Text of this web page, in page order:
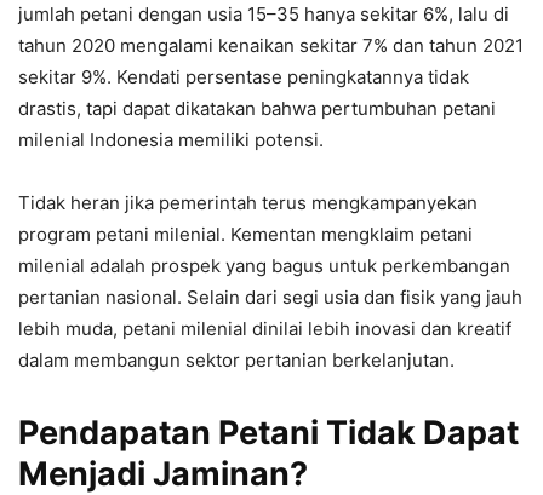
jumlah petani dengan usia 15–35 hanya sekitar 6%, lalu di
tahun 2020 mengalami kenaikan sekitar 7% dan tahun 2021
sekitar 9%. Kendati persentase peningkatannya tidak
drastis, tapi dapat dikatakan bahwa pertumbuhan petani
milenial Indonesia memiliki potensi.
Tidak heran jika pemerintah terus mengkampanyekan
program petani milenial. Kementan mengklaim petani
milenial adalah prospek yang bagus untuk perkembangan
pertanian nasional. Selain dari segi usia dan fisik yang jauh
lebih muda, petani milenial dinilai lebih inovasi dan kreatif
dalam membangun sektor pertanian berkelanjutan.
Pendapatan Petani Tidak Dapat
Menjadi Jaminan?